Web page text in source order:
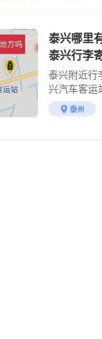
泰兴哪里
泰兴行李
泰兴附近行
兴汽车客运
介绍
泰州